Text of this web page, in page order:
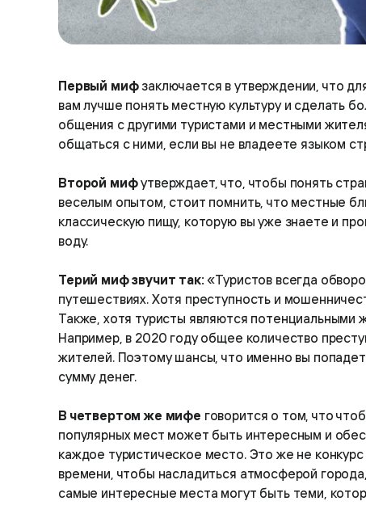
Первый мифзаключается в утверждении, что
вам лучше понять местную культуру и сделать
общения с другими туристами и местными
общаться с ними, если вы не владеете языком
Второй мифутверждает, что, чтобы понять
веселым опытом, стоит помнить, что местные
классическую пищу, которую вы уже знаете и
воду.
Терий миф звучит так:«Туристов всегда
путешествиях. Хотя преступность и
Также, хотя туристы являются потенциальными
Например, в 2020 году общее количество
жителей. Поэтому шансы, что именно вы
сумму денег.
В четвертом же мифе говорится о том, что
популярных мест может быть интересным и
каждое туристическое место. Это же не
времени, чтобы насладиться атмосферой
самые интересные места могут быть теми,